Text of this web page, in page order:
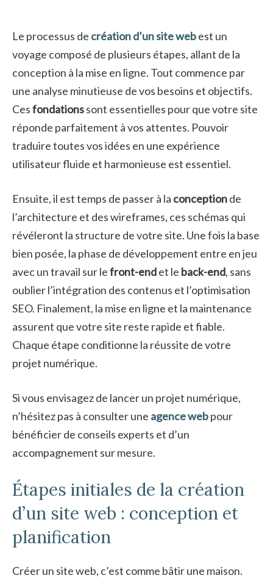
Le processus de création d’un site webest un
voyage composé de plusieurs étapes, allant de la
conception à la mise en ligne. Tout commence par
une analyse minutieuse de vos besoins et objectifs.
Cesfondationssont essentielles pour que votre site
réponde parfaitement à vos attentes. Pouvoir
traduire toutes vos idées en une expérience
utilisateur fluide et harmonieuse est essentiel.
Ensuite, il est temps de passer à la conceptionde
l’architecture et des wireframes, ces schémas qui
révéleront la structure de votre site. Une fois la base
bien posée, la phase de développement entre en jeu
avec un travail sur lefront-endet le back-end, sans
oublier l’intégration des contenus et l’optimisation
SEO. Finalement, la mise en ligne et la maintenance
assurent que votre site reste rapide et fiable.
Chaque étape conditionne la réussite de votre
projet numérique.
Si vous envisagez de lancer un projet numérique,
n’hésitez pas à consulter une agence webpour
bénéficier de conseils experts et d’un
accompagnement sur mesure.
Étapes initiales de la création
d’un site web : conception et
planification
Créer un site web, c’est comme bâtir une maison.